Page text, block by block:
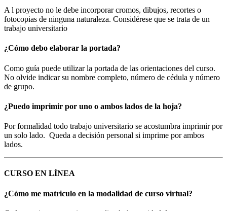
A l proyecto no le debe incorporar cromos, dibujos, recortes o
fotocopias de ninguna naturaleza. Considérese que se trata de un
trabajo universitario
¿Cómo debo elaborar la portada?
Como guía puede utilizar la portada de las orientaciones del curso.
No olvide indicar su nombre completo, número de cédula y número
de grupo.
¿Puedo imprimir por uno o ambos lados de la hoja?
Por formalidad todo trabajo universitario se acostumbra imprimir por
un solo lado. Queda a decisión personal si imprime por ambos
lados.
CURSO EN LÍNEA
¿Cómo me matriculo en la modalidad de curso virtual?